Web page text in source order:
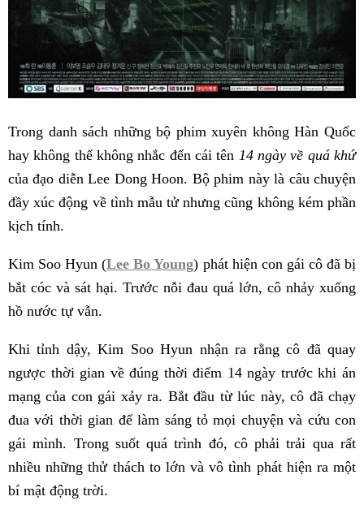
Trong danh sách những bộ phim xuyên không Hàn Quốc
hay không thể không nhắc đến cái tên 14 ngày về quá khứ
của đạo diễn Lee Dong Hoon. Bộ phim này là câu chuyện
đầy xúc động về tình mẫu tử nhưng cũng không kém phần
kịch tính.
Kim Soo Hyun (Lee Bo Young) phát hiện con gái cô đã bị
bắt cóc và sát hại. Trước nỗi đau quá lớn, cô nhảy xuống
hồ nước tự vẫn.
Khi tỉnh dậy, Kim Soo Hyun nhận ra rằng cô đã quay
ngược thời gian về đúng thời điểm 14 ngày trước khi án
mạng của con gái xảy ra. Bắt đầu từ lúc này, cô đã chạy
đua với thời gian để làm sáng tỏ mọi chuyện và cứu con
gái mình. Trong suốt quá trình đó, cô phải trải qua rất
nhiều những thử thách to lớn và vô tình phát hiện ra một
bí mật động trời.